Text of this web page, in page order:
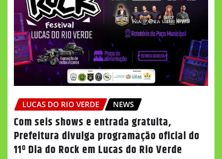
LUCAS DO RIO VERDE NEWS
Com seis shows e entrada gratuita,
Prefeitura divulga programação oficial do
11º Dia do Rock em Lucas do Rio Verde